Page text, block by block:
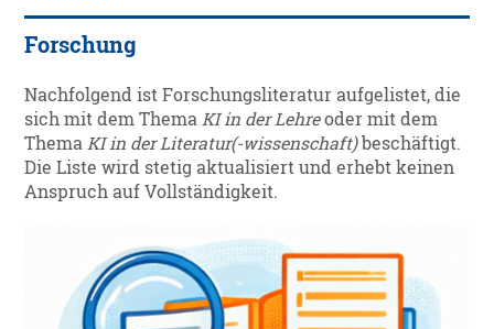
Forschung
Nachfolgend ist Forschungsliteratur aufgelistet, die
sich mit dem Thema KI in der Lehreoder mit dem
ThemaKI in der Literatur(-wissenschaft)beschäftigt.
Die Liste wird stetig aktualisiert und erhebt keinen
Anspruch auf Vollständigkeit.